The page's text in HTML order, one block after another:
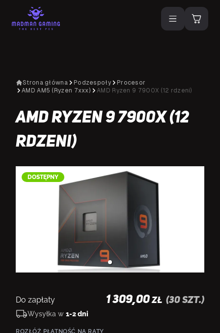
Strona główna Podzespoły
Procesor
AMD AM5 (Ryzen 7xxx)
AMD Ryzen 9 7900X (12 rdzeni)
AMD Ryzen 9 7900X (12
rdzeni)
DOSTĘPNY
Do zapłaty 1 309,00 ZŁ (30 szt.)
Wysyłka w 1-2 dni
ROZŁÓŻ PŁATNOŚĆ NA RATY